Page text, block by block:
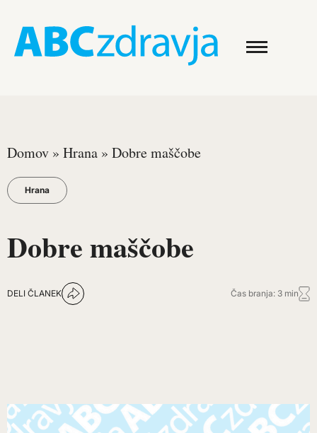
Domov » Hrana » Dobre maščobe
Hrana
Dobre maščobe
DELI ČLANEK Čas branja: 3 min